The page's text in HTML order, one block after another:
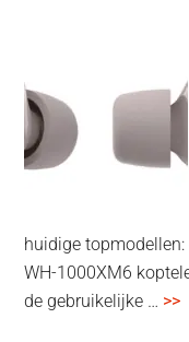
draadloos
presenteren
zonder
Wi-
huidige
WH-1000XM6
de gebruikelijke … >>